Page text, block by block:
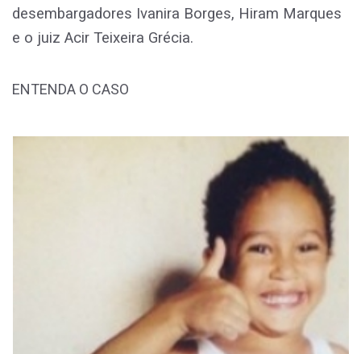
desembargadores Ivanira Borges, Hiram Marques
e o juiz Acir Teixeira Grécia.
ENTENDA O CASO